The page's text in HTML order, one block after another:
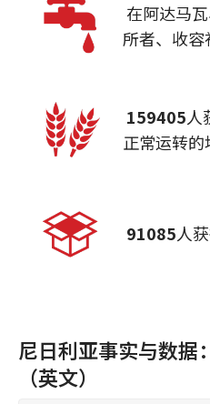
在阿达马
所者、收
159405人
正常运转
91085人
尼日利亚事实与数据
（英文）